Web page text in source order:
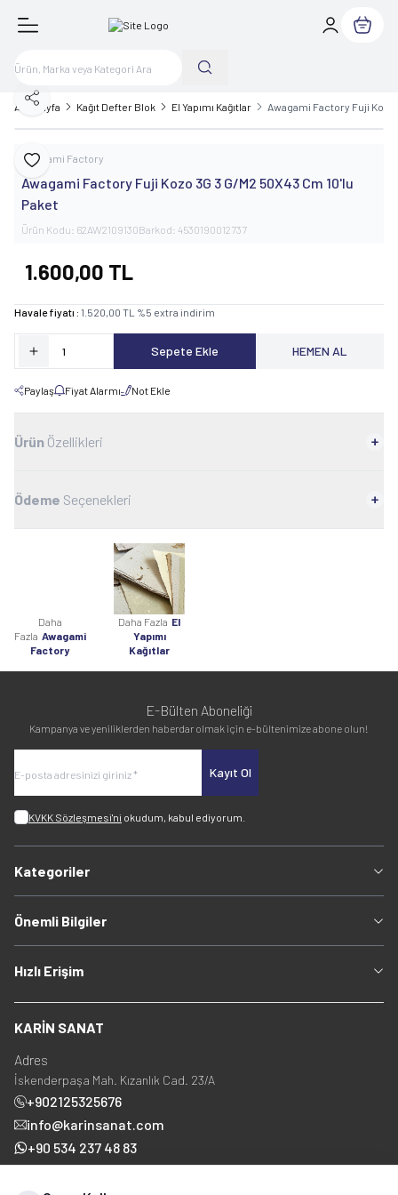
Sepetim
Ana Sayfa Kağıt Defter Blok El Yapımı Kağıtlar Awagami Factory Fuji Kozo
Favoriye Ekle
Paylaş
Awagami Factory
Awagami Factory Fuji Kozo 3G 3 G/M2 50X43 Cm 10'lu
Paket
Ürün Kodu: 62AW2109130Barkod: 4530190012737
1.600,00 TL
Havale fiyatı : 1.520,00 TL %5 extra indirim
Sepete Ekle HEMEN AL
Paylaş Fiyat Alarmı Not Ekle
Ürün Özellikleri
Ödeme Seçenekleri
Daha
Fazla Awagami
Factory
Daha Fazla El
Yapımı
Kağıtlar
E-Bülten Aboneliği
Kampanya ve yeniliklerden haberdar olmak için e-bültenimize abone olun!
Kayıt Ol
KVKK Sözleşmesi'ni okudum, kabul ediyorum.
Kategoriler
Önemli Bilgiler
Hızlı Erişim
KARİN SANAT
Adres
İskenderpaşa Mah. Kızanlık Cad. 23/A
+902125325676
info@karinsanat.com
+90 534 237 48 83